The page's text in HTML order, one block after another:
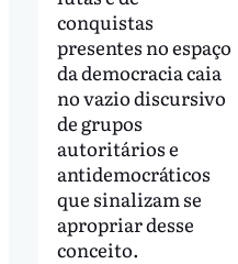
conquistas
presentes no espaço
da democracia caia
no vazio discursivo
de grupos
autoritários e
antidemocráticos
que sinalizam se
apropriar desse
conceito.